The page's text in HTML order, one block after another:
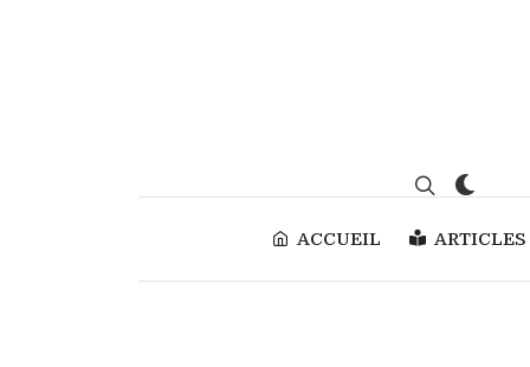
ACCUEIL ARTICLES